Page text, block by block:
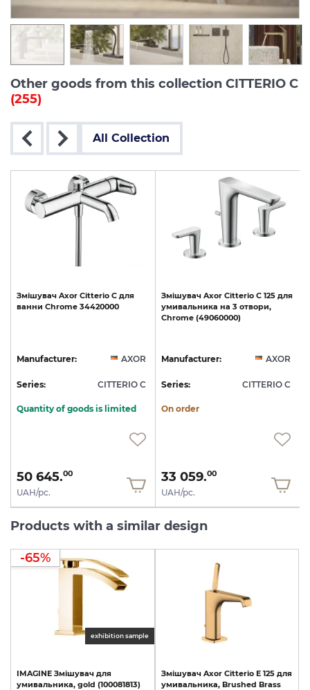
Other goods from this collection CITTERIO C
(255)
All Collection
Змішувач Axor Citterio C для
ванни Chrome 34420000
Manufacturer: AXOR
Series: CITTERIO C
Quantity of goods is limited
50 645.00
UAH/pc.
Змішувач Axor Citterio C 125 для
умивальника на 3 отвори,
Chrome (49060000)
Manufacturer: AXOR
Series: CITTERIO C
On order
33 059.00
UAH/pc.
Products with a similar design
exhibition sample
-65%
IMAGINE Змішувач для
умивальника, gold (100081813)
Змішувач Axor Citterio E 125 для
умивальника, Brushed Brass